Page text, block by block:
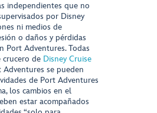
independientes que no
por Disney
ni medios de
o daños y pérdidas
Port Adventures. Todas
crucero de Disney Cruise
se pueden
de Port Adventures
los cambios en el
estar acompañados